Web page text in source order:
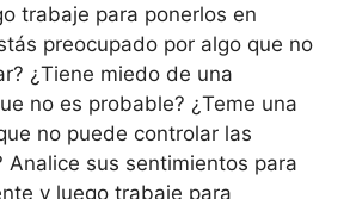
trabaje para ponerlos en
preocupado por algo que no
¿Tiene miedo de una
no es probable? ¿Teme una
no puede controlar las
Analice sus sentimientos para
y luego trabaje para